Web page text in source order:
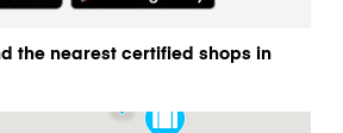
the nearest certified shops in